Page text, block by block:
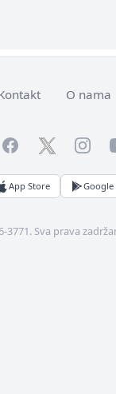
O nama
FacebookTwitter
App Store Google
Sva prava